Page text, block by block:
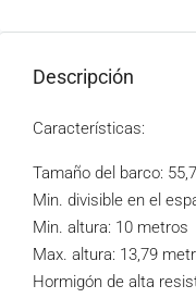
Descripción
Características:
Tamaño del barco:
Min. divisible en el
Min. altura: 10 metros
Max. altura: 13,79
Hormigón de alta